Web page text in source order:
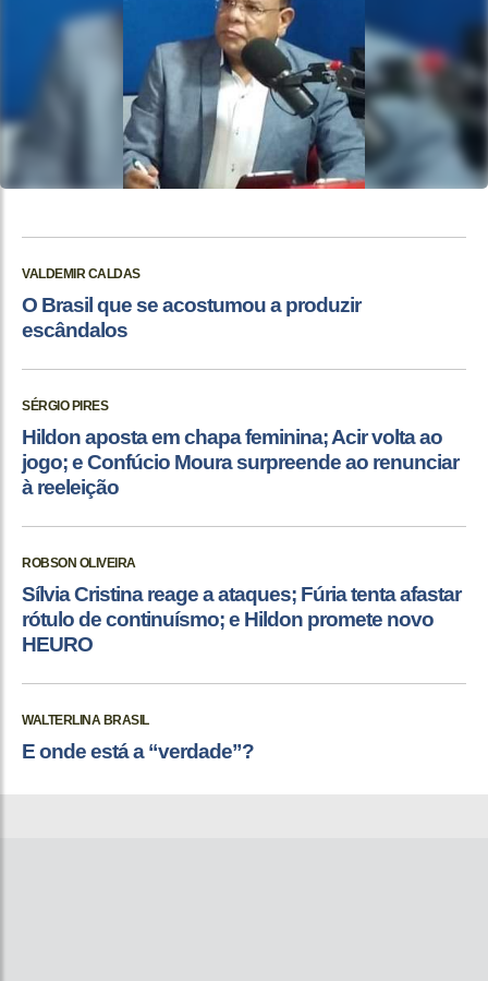
VALDEMIR CALDAS
O Brasil que se acostumou a produzir
escândalos
SÉRGIO PIRES
Hildon aposta em chapa feminina; Acir volta ao
jogo; e Confúcio Moura surpreende ao renunciar
à reeleição
ROBSON OLIVEIRA
Sílvia Cristina reage a ataques; Fúria tenta afastar
rótulo de continuísmo; e Hildon promete novo
HEURO
WALTERLINA BRASIL
E onde está a “verdade”?